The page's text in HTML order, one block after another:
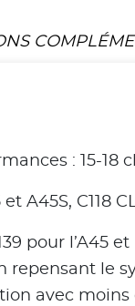
: 15-18
A45S, C118
pour
repensant le
avec